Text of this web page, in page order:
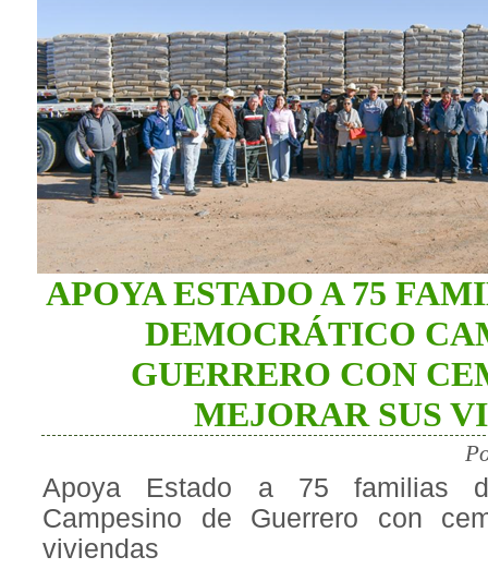
APOYA ESTADO A 75
DEMOCRÁTICO
GUERRERO CON
MEJORAR SUS
Apoya Estado a 75 familias
Campesino de Guerrero con
viviendas